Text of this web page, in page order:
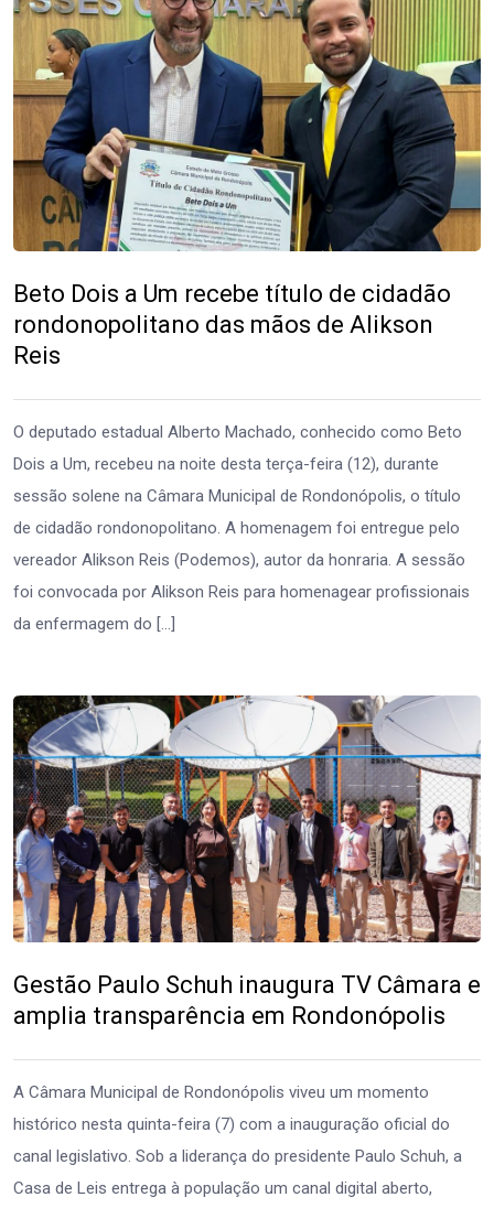
Beto Dois a Um recebe título de cidadão
rondonopolitano das mãos de Alikson
Reis
O deputado estadual Alberto Machado, conhecido como Beto
Dois a Um, recebeu na noite desta terça-feira (12), durante
sessão solene na Câmara Municipal de Rondonópolis, o título
de cidadão rondonopolitano. A homenagem foi entregue pelo
vereador Alikson Reis (Podemos), autor da honraria. A sessão
foi convocada por Alikson Reis para homenagear profissionais
da enfermagem do […]
Gestão Paulo Schuh inaugura TV Câmara e
amplia transparência em Rondonópolis
A Câmara Municipal de Rondonópolis viveu um momento
histórico nesta quinta-feira (7) com a inauguração oficial do
canal legislativo. Sob a liderança do presidente Paulo Schuh, a
Casa de Leis entrega à população um canal digital aberto,